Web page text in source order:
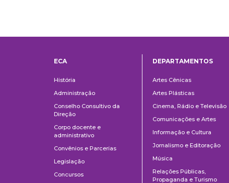
ECA
História
Administração
Conselho Consultivo da
Direção
Corpo docente e
administrativo
Convênios e Parcerias
Legislação
Concursos
DEPARTAMENTOS
Artes Cênicas
Artes Plásticas
Cinema, Rádio e Televisão
Comunicações e Artes
Informação e Cultura
Jornalismo e Editoração
Música
Relações Públicas,
Propaganda e Turismo